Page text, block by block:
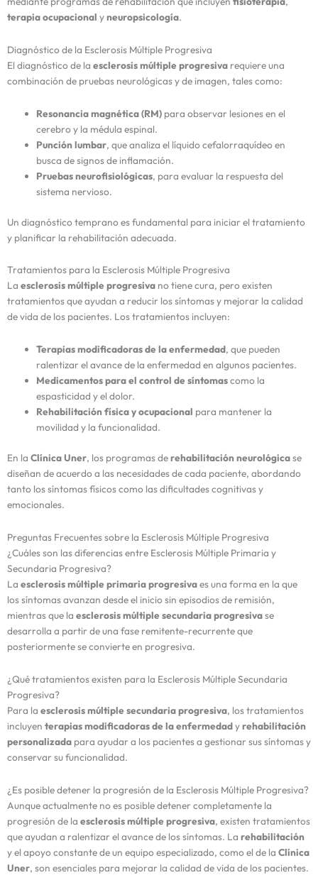
terapia ocupacional yneuropsicología.
Diagnóstico de la Esclerosis Múltiple Progresiva
El diagnóstico de la esclerosis múltiple progresiva requiere una
combinación de pruebas neurológicas y de imagen, tales como:
Resonancia magnética (RM) para observar lesiones en el
cerebro y la médula espinal.
Punción lumbar, que analiza el líquido cefalorraquídeo en
busca de signos de inflamación.
Pruebas neurofisiológicas, para evaluar la respuesta del
sistema nervioso.
Un diagnóstico temprano es fundamental para iniciar el tratamiento
y planificar la rehabilitación adecuada.
Tratamientos para la Esclerosis Múltiple Progresiva
La esclerosis múltiple progresiva no tiene cura, pero existen
tratamientos que ayudan a reducir los síntomas y mejorar la calidad
de vida de los pacientes. Los tratamientos incluyen:
Terapias modificadoras de la enfermedad, que pueden
ralentizar el avance de la enfermedad en algunos pacientes.
Medicamentos para el control de síntomascomo la
espasticidad y el dolor.
Rehabilitación física y ocupacional para mantener la
movilidad y la funcionalidad.
En la Clínica Uner, los programas derehabilitación neurológicase
diseñan de acuerdo a las necesidades de cada paciente, abordando
tanto los síntomas físicos como las dificultades cognitivas y
emocionales.
Preguntas Frecuentes sobre la Esclerosis Múltiple Progresiva
¿Cuáles son las diferencias entre Esclerosis Múltiple Primaria y
Secundaria Progresiva?
La esclerosis múltiple primaria progresivaes una forma en la que
los síntomas avanzan desde el inicio sin episodios de remisión,
mientras que la esclerosis múltiple secundaria progresivase
desarrolla a partir de una fase remitente-recurrente que
posteriormente se convierte en progresiva.
¿Qué tratamientos existen para la Esclerosis Múltiple Secundaria
Progresiva?
Para la esclerosis múltiple secundaria progresiva, los tratamientos
incluyen terapias modificadoras de la enfermedadyrehabilitación
personalizada para ayudar a los pacientes a gestionar sus síntomas y
conservar su funcionalidad.
¿Es posible detener la progresión de la Esclerosis Múltiple Progresiva?
Aunque actualmente no es posible detener completamente la
progresión de la esclerosis múltiple progresiva, existen tratamientos
que ayudan a ralentizar el avance de los síntomas. La rehabilitación
y el apoyo constante de un equipo especializado, como el de la Clínica
Uner, son esenciales para mejorar la calidad de vida de los pacientes.